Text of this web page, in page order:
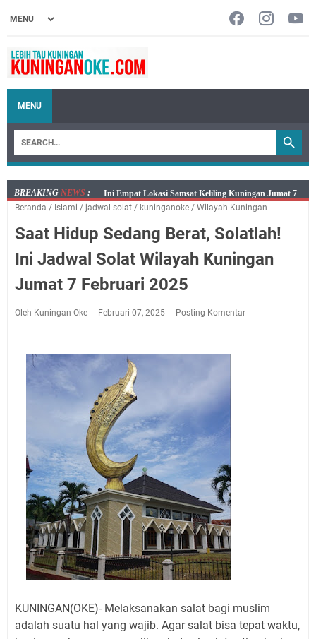
MENU
BREAKING NEWS :
Jumat 7 Agustus 2026 Mobil SIM Keliling Ada di
Kecamatan Sindangagung
Embun Pagi Jumat 8 Agustus 2026: Jika Keberkahan
Kelaparan Meskipun Memiliki Sekarung Penuh Uang
Salat Lima Waktu itu Bukan Cuma Kewajiban, Tapi
Jadwal Salat Wilayah Kuningan Jumat 7 Agustus 2026
Sangat Seru
Warga Mulai Kesulitan Air Bersih Akibat Kekeringan,
Polres Kuningan dan PAM Tirta Kamuning Salurakan
12 Ribu Liter
Uniku Jadi Tuan Rumah Pendampingan Penyusunan
Dokumen SPMI
Sudahkah Kita Merdeka Dari Hawa Nafsu?
Info Sembako di Pasar Kepuh Kuningan Kamis 6
Agustus 2026, Daging Naik, Telur Turun
Agenda Kegiatan Bupati Kuningan Jumat 7 Agustus
2026 Ada Tiga, Tapi yang Bakal Dihadiri Hanya Satu
Ini Empat Lokasi Samsat Keliling Kuningan Jumat 7
Agustus 2026
Beranda / Islami / jadwal solat / kuninganoke / Wilayah Kuningan
Saat Hidup Sedang Berat, Solatlah!
Ini Jadwal Solat Wilayah Kuningan
Jumat 7 Februari 2025
Oleh Kuningan Oke Februari 07, 2025 Posting Komentar
KUNINGAN(OKE)- Melaksanakan salat bagi muslim
adalah suatu hal yang wajib. Agar salat bisa tepat waktu,